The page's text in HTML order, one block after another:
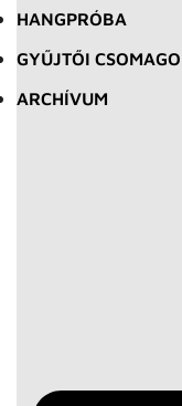
HANGPRÓBA
GYŰJTŐI
ARCHÍVUM